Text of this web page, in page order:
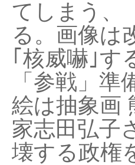
てしまう、
る。画像は
｢核威嚇｣す
「参戦」
絵は抽象画
家志田弘子
壊する政権